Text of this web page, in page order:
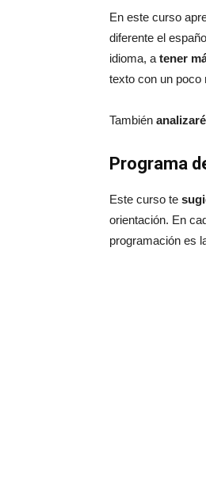
En este curso
diferente el
idioma, a tener
texto con un poco
También
Programa
Este curso te
orientación. En
programación es